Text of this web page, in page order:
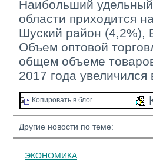
Наибольший
области приходится
Шуский район (4,2%),
Объем оптовой
общем объеме
2017 года
Копировать в блог
Другие новости по теме:
ЭКОНОМИКА